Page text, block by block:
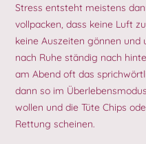
Stress entsteht meistens
vollpacken, dass keine Luft
keine Auszeiten gönnen und
nach Ruhe ständig nach
am Abend oft das
dann so im
wollen und die Tüte Chips
Rettung scheinen.